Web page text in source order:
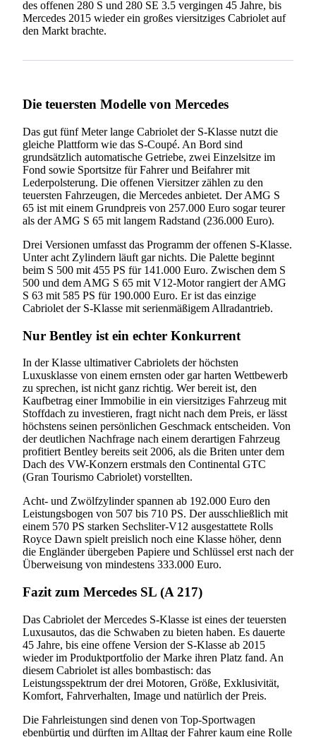
des offenen 280 S und 280 SE 3.5 vergingen 45 Jahre, bis
Mercedes 2015 wieder ein großes viersitziges Cabriolet auf
den Markt brachte.
Die teuersten Modelle von Mercedes
Das gut fünf Meter lange Cabriolet der S-Klasse nutzt die
gleiche Plattform wie das S-Coupé. An Bord sind
grundsätzlich automatische Getriebe, zwei Einzelsitze im
Fond sowie Sportsitze für Fahrer und Beifahrer mit
Lederpolsterung. Die offenen Viersitzer zählen zu den
teuersten Fahrzeugen, die Mercedes anbietet. Der AMG S
65 ist mit einem Grundpreis von 257.000 Euro sogar teurer
als der AMG S 65 mit langem Radstand (236.000 Euro).
Drei Versionen umfasst das Programm der offenen S-Klasse.
Unter acht Zylindern läuft gar nichts. Die Palette beginnt
beim S 500 mit 455 PS für 141.000 Euro. Zwischen dem S
500 und dem AMG S 65 mit V12-Motor rangiert der AMG
S 63 mit 585 PS für 190.000 Euro. Er ist das einzige
Cabriolet der S-Klasse mit serienmäßigem Allradantrieb.
Nur Bentley ist ein echter Konkurrent
In der Klasse ultimativer Cabriolets der höchsten
Luxusklasse von einem ernsten oder gar harten Wettbewerb
zu sprechen, ist nicht ganz richtig. Wer bereit ist, den
Kaufbetrag einer Immobilie in ein viersitziges Fahrzeug mit
Stoffdach zu investieren, fragt nicht nach dem Preis, er lässt
höchstens seinen persönlichen Geschmack entscheiden. Von
der deutlichen Nachfrage nach einem derartigen Fahrzeug
profitiert Bentley bereits seit 2006, als die Briten unter dem
Dach des VW-Konzern erstmals den Continental GTC
(Gran Tourismo Cabriolet) vorstellten.
Acht- und Zwölfzylinder spannen ab 192.000 Euro den
Leistungsbogen von 507 bis 710 PS. Der ausschließlich mit
einem 570 PS starken Sechsliter-V12 ausgestattete Rolls
Royce Dawn spielt preislich noch eine Klasse höher, denn
die Engländer übergeben Papiere und Schlüssel erst nach der
Überweisung von mindestens 333.000 Euro.
Fazit zum Mercedes SL (A 217)
Das Cabriolet der Mercedes S-Klasse ist eines der teuersten
Luxusautos, das die Schwaben zu bieten haben. Es dauerte
45 Jahre, bis eine offene Version der S-Klasse ab 2015
wieder im Produktportfolio der Marke ihren Platz fand. An
diesem Cabriolet ist alles bombastisch: das
Leistungsspektrum der drei Motoren, Größe, Exklusivität,
Komfort, Fahrverhalten, Image und natürlich der Preis.
Die Fahrleistungen sind denen von Top-Sportwagen
ebenbürtig und dürften im Alltag der Fahrer kaum eine Rolle